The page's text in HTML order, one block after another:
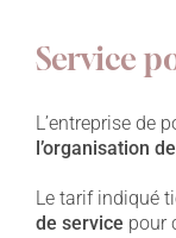
Service
L’entreprise de
l’organisation
Le tarif indiqué
de service pour